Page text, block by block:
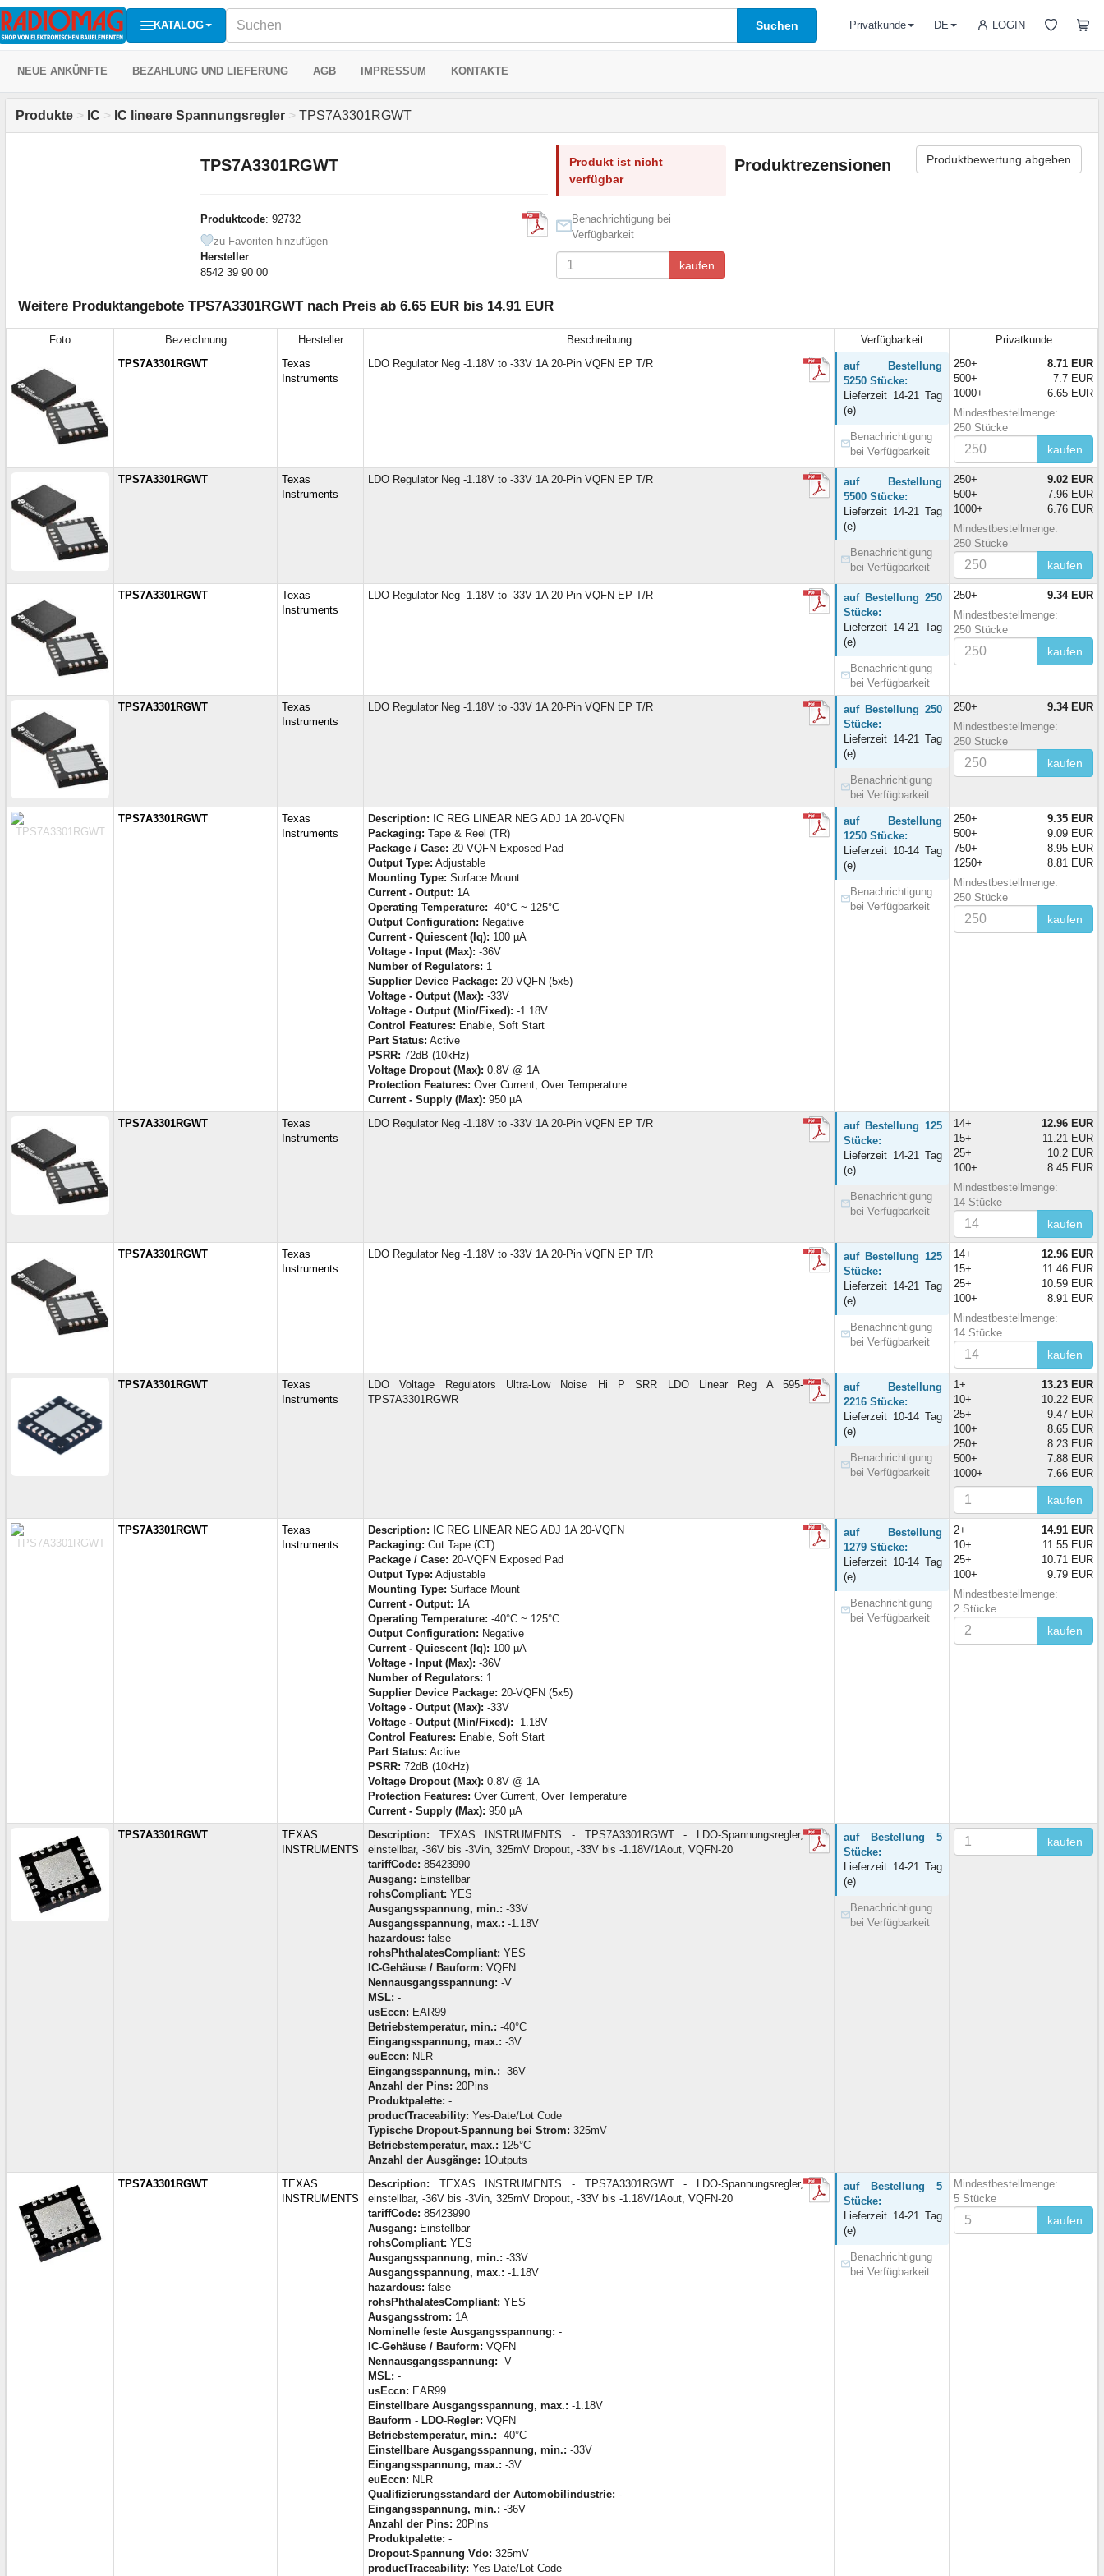
KATALOG Suchen LOGIN
Privatkunde DE
NEUE ANKÜNFTE BEZAHLUNG UND LIEFERUNG AGB IMPRESSUM KONTAKTE
Produkte > IC > IC lineare Spannungsregler > TPS7A3301RGWT
TPS7A3301RGWT
Produktcode: 92732
zu Favoriten hinzufügen
Hersteller:
8542 39 90 00
Produkt ist nicht
verfügbar
Benachrichtigung bei
Verfügbarkeit
kaufen
Produktrezensionen Produktbewertung abgeben
Weitere Produktangebote TPS7A3301RGWT nach Preis ab 6.65 EUR bis 14.91 EUR
Foto Bezeichnung Hersteller Beschreibung Verfügbarkeit
Privatkunde
TPS7A3301RGWT
Texas
Instruments
LDO Regulator Neg -1.18V to -33V 1A 20-Pin VQFN EP T/R
auf Bestellung
5250 Stücke:
Lieferzeit 14-21 Tag
(e)
Benachrichtigung
bei Verfügbarkeit
250+
8.71 EUR
500+
7.7 EUR
1000+
6.65 EUR
Mindestbestellmenge:
250 Stücke
kaufen
TPS7A3301RGWT
Texas
Instruments
LDO Regulator Neg -1.18V to -33V 1A 20-Pin VQFN EP T/R
auf Bestellung
5500 Stücke:
Lieferzeit 14-21 Tag
(e)
Benachrichtigung
bei Verfügbarkeit
250+
9.02 EUR
500+
7.96 EUR
1000+
6.76 EUR
Mindestbestellmenge:
250 Stücke
kaufen
TPS7A3301RGWT
Texas
Instruments
LDO Regulator Neg -1.18V to -33V 1A 20-Pin VQFN EP T/R
auf Bestellung 250
Stücke:
Lieferzeit 14-21 Tag
(e)
Benachrichtigung
bei Verfügbarkeit
250+
9.34 EUR
Mindestbestellmenge:
250 Stücke
kaufen
TPS7A3301RGWT
Texas
Instruments
LDO Regulator Neg -1.18V to -33V 1A 20-Pin VQFN EP T/R
auf Bestellung 250
Stücke:
Lieferzeit 14-21 Tag
(e)
Benachrichtigung
bei Verfügbarkeit
250+
9.34 EUR
Mindestbestellmenge:
250 Stücke
kaufen
TPS7A3301RGWT
Texas
Instruments
Description: IC REG LINEAR NEG ADJ 1A 20-VQFN
Packaging: Tape & Reel (TR)
Package / Case: 20-VQFN Exposed Pad
Output Type: Adjustable
Mounting Type: Surface Mount
Current - Output: 1A
Operating Temperature: -40°C ~ 125°C
Output Configuration: Negative
Current - Quiescent (Iq): 100 µA
Voltage - Input (Max): -36V
Number of Regulators: 1
Supplier Device Package: 20-VQFN (5x5)
Voltage - Output (Max): -33V
Voltage - Output (Min/Fixed): -1.18V
Control Features: Enable, Soft Start
Part Status: Active
PSRR: 72dB (10kHz)
Voltage Dropout (Max): 0.8V @ 1A
Protection Features: Over Current, Over Temperature
Current - Supply (Max): 950 µA
auf Bestellung
1250 Stücke:
Lieferzeit 10-14 Tag
(e)
Benachrichtigung
bei Verfügbarkeit
250+
9.35 EUR
500+
9.09 EUR
750+
8.95 EUR
1250+
8.81 EUR
Mindestbestellmenge:
250 Stücke
kaufen
TPS7A3301RGWT
Texas
Instruments
LDO Regulator Neg -1.18V to -33V 1A 20-Pin VQFN EP T/R
auf Bestellung 125
Stücke:
Lieferzeit 14-21 Tag
(e)
Benachrichtigung
bei Verfügbarkeit
14+
12.96 EUR
15+
11.21 EUR
25+
10.2 EUR
100+
8.45 EUR
Mindestbestellmenge:
14 Stücke
kaufen
TPS7A3301RGWT
Texas
Instruments
LDO Regulator Neg -1.18V to -33V 1A 20-Pin VQFN EP T/R
auf Bestellung 125
Stücke:
Lieferzeit 14-21 Tag
(e)
Benachrichtigung
bei Verfügbarkeit
14+
12.96 EUR
15+
11.46 EUR
25+
10.59 EUR
100+
8.91 EUR
Mindestbestellmenge:
14 Stücke
kaufen
TPS7A3301RGWT
Texas
Instruments
LDO Voltage Regulators Ultra-Low Noise Hi P SRR LDO Linear Reg A 595-
TPS7A3301RGWR
auf Bestellung
2216 Stücke:
Lieferzeit 10-14 Tag
(e)
Benachrichtigung
bei Verfügbarkeit
1+
13.23 EUR
10+
10.22 EUR
25+
9.47 EUR
100+
8.65 EUR
250+
8.23 EUR
500+
7.88 EUR
1000+
7.66 EUR
kaufen
TPS7A3301RGWT
Texas
Instruments
Description: IC REG LINEAR NEG ADJ 1A 20-VQFN
Packaging: Cut Tape (CT)
Package / Case: 20-VQFN Exposed Pad
Output Type: Adjustable
Mounting Type: Surface Mount
Current - Output: 1A
Operating Temperature: -40°C ~ 125°C
Output Configuration: Negative
Current - Quiescent (Iq): 100 µA
Voltage - Input (Max): -36V
Number of Regulators: 1
Supplier Device Package: 20-VQFN (5x5)
Voltage - Output (Max): -33V
Voltage - Output (Min/Fixed): -1.18V
Control Features: Enable, Soft Start
Part Status: Active
PSRR: 72dB (10kHz)
Voltage Dropout (Max): 0.8V @ 1A
Protection Features: Over Current, Over Temperature
Current - Supply (Max): 950 µA
auf Bestellung
1279 Stücke:
Lieferzeit 10-14 Tag
(e)
Benachrichtigung
bei Verfügbarkeit
2+
14.91 EUR
10+
11.55 EUR
25+
10.71 EUR
100+
9.79 EUR
Mindestbestellmenge:
2 Stücke
kaufen
TPS7A3301RGWT
TEXAS
INSTRUMENTS
Description: TEXAS INSTRUMENTS - TPS7A3301RGWT - LDO-Spannungsregler,
einstellbar, -36V bis -3Vin, 325mV Dropout, -33V bis -1.18V/1Aout, VQFN-20
tariffCode: 85423990
Ausgang: Einstellbar
rohsCompliant: YES
Ausgangsspannung, min.: -33V
Ausgangsspannung, max.: -1.18V
hazardous: false
rohsPhthalatesCompliant: YES
IC-Gehäuse / Bauform: VQFN
Nennausgangsspannung: -V
MSL: -
usEccn: EAR99
Betriebstemperatur, min.: -40°C
Eingangsspannung, max.: -3V
euEccn: NLR
Eingangsspannung, min.: -36V
Anzahl der Pins: 20Pins
Produktpalette: -
productTraceability: Yes-Date/Lot Code
Typische Dropout-Spannung bei Strom: 325mV
Betriebstemperatur, max.: 125°C
Anzahl der Ausgänge: 1Outputs
auf Bestellung 5
Stücke:
Lieferzeit 14-21 Tag
(e)
Benachrichtigung
bei Verfügbarkeit
kaufen
TPS7A3301RGWT
TEXAS
INSTRUMENTS
Description: TEXAS INSTRUMENTS - TPS7A3301RGWT - LDO-Spannungsregler,
einstellbar, -36V bis -3Vin, 325mV Dropout, -33V bis -1.18V/1Aout, VQFN-20
tariffCode: 85423990
Ausgang: Einstellbar
rohsCompliant: YES
Ausgangsspannung, min.: -33V
Ausgangsspannung, max.: -1.18V
hazardous: false
rohsPhthalatesCompliant: YES
Ausgangsstrom: 1A
Nominelle feste Ausgangsspannung: -
IC-Gehäuse / Bauform: VQFN
Nennausgangsspannung: -V
MSL: -
usEccn: EAR99
Einstellbare Ausgangsspannung, max.: -1.18V
Bauform - LDO-Regler: VQFN
Betriebstemperatur, min.: -40°C
Einstellbare Ausgangsspannung, min.: -33V
Eingangsspannung, max.: -3V
euEccn: NLR
Qualifizierungsstandard der Automobilindustrie: -
Eingangsspannung, min.: -36V
Anzahl der Pins: 20Pins
Produktpalette: -
Dropout-Spannung Vdo: 325mV
productTraceability: Yes-Date/Lot Code
auf Bestellung 5
Stücke:
Lieferzeit 14-21 Tag
(e)
Benachrichtigung
bei Verfügbarkeit
Mindestbestellmenge:
5 Stücke
kaufen